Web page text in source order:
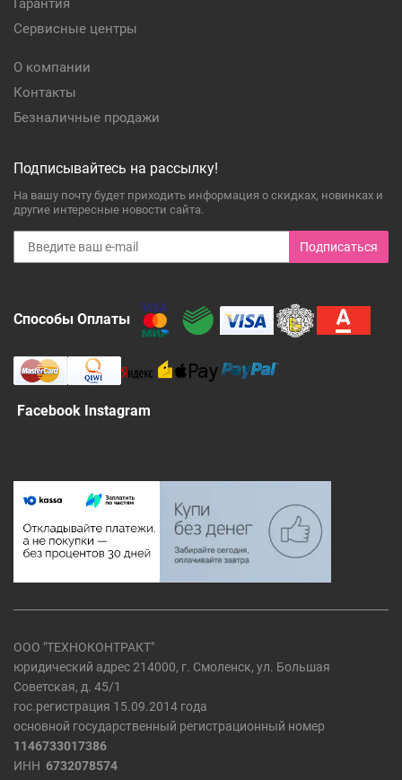
Гарантия
Сервисные центры
О компании
Контакты
Безналичные продажи
Подписывайтесь на рассылку!
На вашу почту будет приходить информация о скидках, новинках и
другие интересные новости сайта.
Подписаться
Способы Оплаты
Facebook Instagram
ООО "ТЕХНОКОНТРАКТ"
юридический адрес 214000, г. Смоленск, ул. Большая
Советская, д. 45/1
гос.регистрация 15.09.2014 года
основной государственный регистрационный номер
1146733017386
ИНН 6732078574